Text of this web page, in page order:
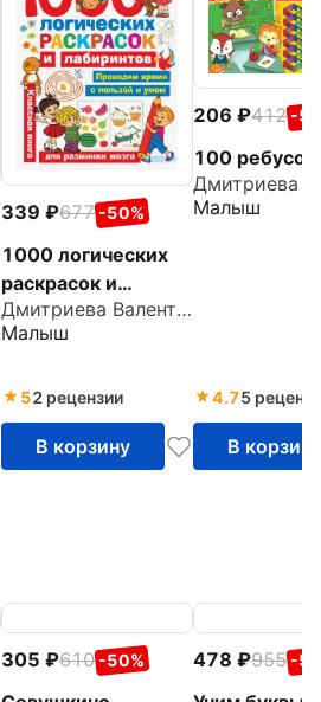
339 677 -50%
1000 логических
раскрасок и
лабиринтов
Дмитриева Валентина Геннадьевна
Малыш
52 рецензии
В корзину
206 412 -
100 ребусов
Малыш
4.75
В корзину
305 610 -50% 478 955 -